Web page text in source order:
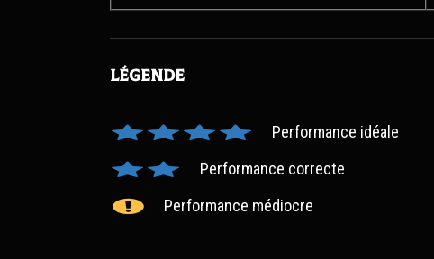
Légende
Performance idéale
Performance correcte
Performance médiocre